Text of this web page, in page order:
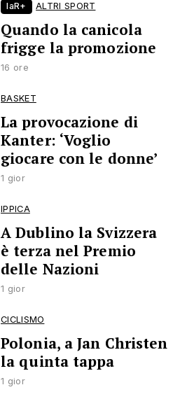
laR+ ALTRI SPORT
Quando la canicola
frigge la promozione
16 ore
BASKET
La provocazione di
Kanter: ‘Voglio
giocare con le donne’
1 gior
IPPICA
A Dublino la Svizzera
è terza nel Premio
delle Nazioni
1 gior
CICLISMO
Polonia, a Jan Christen
la quinta tappa
1 gior